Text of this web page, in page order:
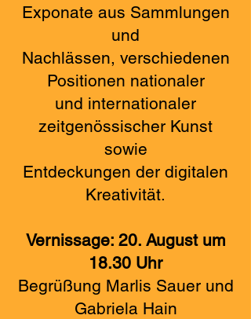
Exponate aus Sammlungen
und
Nachlässen, verschiedenen
Positionen nationaler
und internationaler
zeitgenössischer Kunst
sowie
Entdeckungen der digitalen
Kreativität.
Vernissage: 20. August um
18.30 Uhr
Begrüßung Marlis Sauer und
Gabriela Hain